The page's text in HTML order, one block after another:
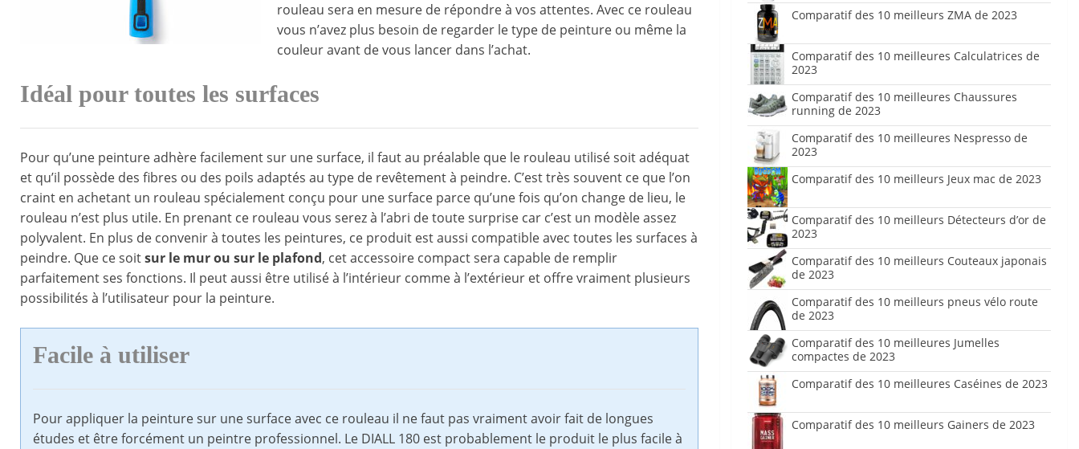
rouleau sera en mesure de répondre à vos attentes. Avec ce rouleau
vous n’avez plus besoin de regarder le type de peinture ou même la
couleur avant de vous lancer dans l’achat.
Idéal pour toutes les surfaces
Pour qu’une peinture adhère facilement sur une surface, il faut au préalable que le rouleau utilisé soit adéquat
et qu’il possède des fibres ou des poils adaptés au type de revêtement à peindre. C’est très souvent ce que l’on
craint en achetant un rouleau spécialement conçu pour une surface parce qu’une fois qu’on change de lieu, le
rouleau n’est plus utile. En prenant ce rouleau vous serez à l’abri de toute surprise car c’est un modèle assez
polyvalent. En plus de convenir à toutes les peintures, ce produit est aussi compatible avec toutes les surfaces à
peindre. Que ce soitsur le mur ou sur le plafond, cet accessoire compact sera capable de remplir
parfaitement ses fonctions. Il peut aussi être utilisé à l’intérieur comme à l’extérieur et offre vraiment plusieurs
possibilités à l’utilisateur pour la peinture.
Facile à utiliser
Pour appliquer la peinture sur une surface avec ce rouleau il ne faut pas vraiment avoir fait de longues
études et être forcément un peintre professionnel. Le DIALL 180 est probablement le produit le plus facile à
Comparatif des 10 meilleurs ZMA de 2023
Comparatif des 10 meilleures Calculatrices de
2023
Comparatif des 10 meilleures Chaussures
running de 2023
Comparatif des 10 meilleures Nespresso de
2023
Comparatif des 10 meilleurs Jeux mac de 2023
Comparatif des 10 meilleurs Détecteurs d’or de
2023
Comparatif des 10 meilleurs Couteaux japonais
de 2023
Comparatif des 10 meilleurs pneus vélo route
de 2023
Comparatif des 10 meilleures Jumelles
compactes de 2023
Comparatif des 10 meilleures Caséines de 2023
Comparatif des 10 meilleurs Gainers de 2023